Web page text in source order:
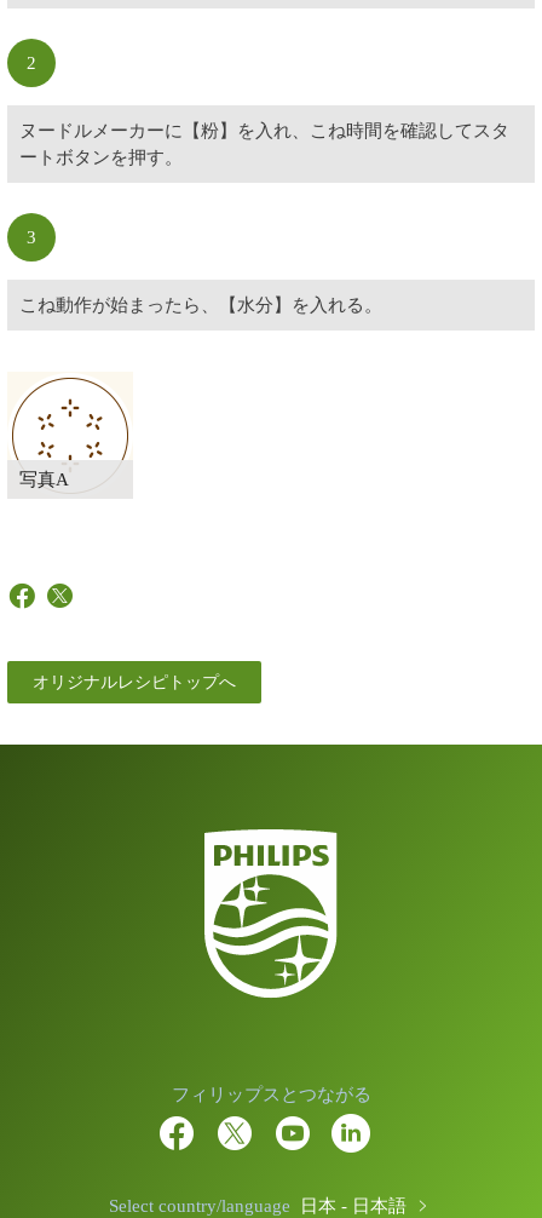
2
ヌードルメーカーに【粉】を入れ、こね時間を確認してスタ
ートボタンを押す。
3
こね動作が始まったら、【水分】を入れる。
写真A
オリジナルレシピトップへ
フィリップスとつながる
Select country/language 日本 - 日本語